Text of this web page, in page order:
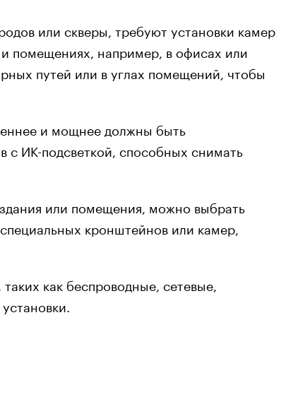
или скверы, требуют установки камер
помещениях, например, в офисах или
путей или в углах помещений, чтобы
и мощнее должны быть
с ИК-подсветкой, способных снимать
или помещения, можно выбрать
кронштейнов или камер,
как беспроводные, сетевые,